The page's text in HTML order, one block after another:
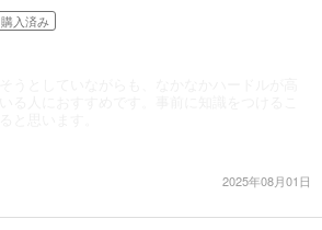
購入済み
2025年08月01日